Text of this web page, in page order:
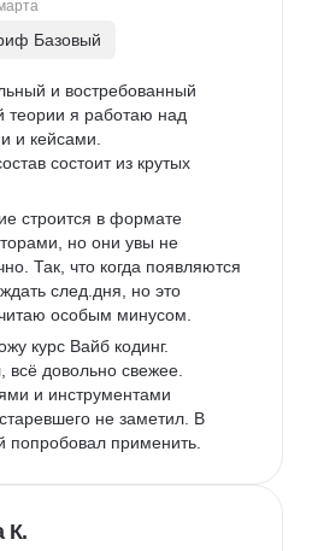
Базовый
и востребованный
теории я работаю над
и кейсами.
состоит из крутых
строится в формате
но они увы не
Так, что когда появляются
след.дня, но это
особым минусом.
курс Вайб кодинг.
довольно свежее.
и инструментами
не заметил. В
попробовал применить.
К.